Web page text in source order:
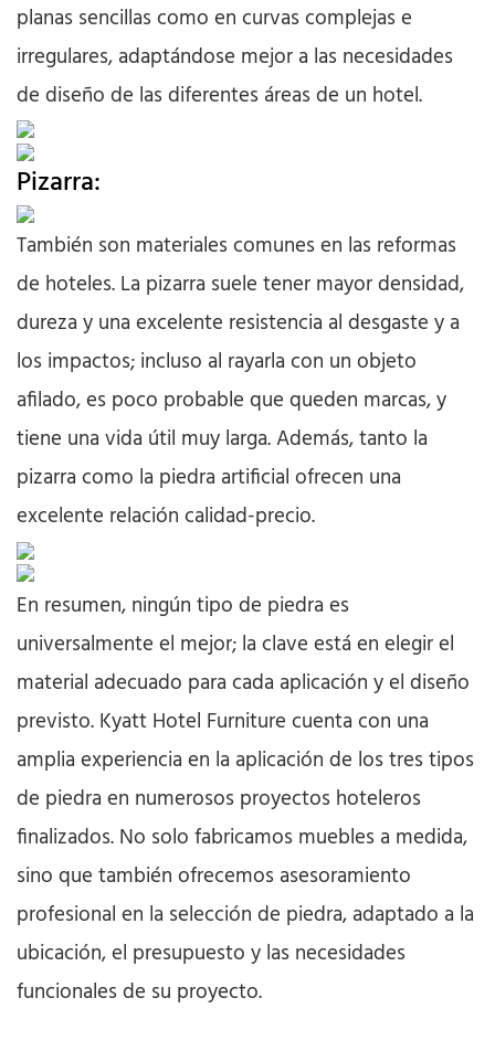
planas sencillas como en curvas complejas e
irregulares, adaptándose mejor a las necesidades
de diseño de las diferentes áreas de un hotel.
Pizarra:
También son materiales comunes en las reformas
de hoteles. La pizarra suele tener mayor densidad,
dureza y una excelente resistencia al desgaste y a
los impactos; incluso al rayarla con un objeto
afilado, es poco probable que queden marcas, y
tiene una vida útil muy larga. Además, tanto la
pizarra como la piedra artificial ofrecen una
excelente relación calidad-precio.
En resumen, ningún tipo de piedra es
universalmente el mejor; la clave está en elegir el
material adecuado para cada aplicación y el diseño
previsto. Kyatt Hotel Furniture cuenta con una
amplia experiencia en la aplicación de los tres tipos
de piedra en numerosos proyectos hoteleros
finalizados. No solo fabricamos muebles a medida,
sino que también ofrecemos asesoramiento
profesional en la selección de piedra, adaptado a la
ubicación, el presupuesto y las necesidades
funcionales de su proyecto.